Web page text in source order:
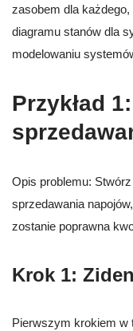
zasobem dla
diagramu stanów dla
modelowaniu
Przykład
Opis problemu:
sprzedawania
zostanie poprawna
Krok 1:
Pierwszym krokiem w